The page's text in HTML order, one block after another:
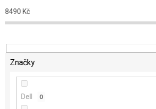
p
r
o
u
8490 Kč
Značky
Dell 0